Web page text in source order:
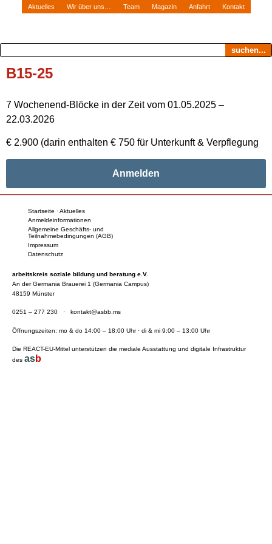
Aktuelles Wir über uns… Team Magazin Anfahrt Kontakt
suchen...
B15-25
7 Wochenend-Blöcke in der Zeit vom 01.05.2025 –
22.03.2026
€ 2.900 (darin enthalten € 750 für Unterkunft & Verpflegung
Anmelden
Startseite · Aktuelles
Anmeldeinformationen
Allgemeine Geschäfts- und
Teilnahmebedingungen (AGB)
Impressum
Datenschutz
arbeitskreis soziale bildung und beratung e.V.
An der Germania Brauerei 1 (Germania Campus)
48159 Münster
0251 – 277 230 · kontakt@asbb.ms
Öffnungszeiten: mo & do 14:00 – 18:00 Uhr · di & mi 9:00 – 13:00 Uhr
Die REACT-EU-Mittel unterstützen die mediale Ausstattung und digitale Infrastruktur
des asb